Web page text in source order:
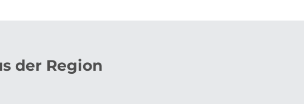
der Region